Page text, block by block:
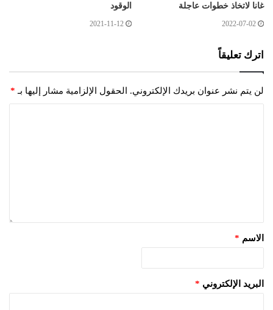
غانا لاتخاذ خطوات عاجلة
2022-07-02
الوقود
2021-11-12
اترك تعليقاً
لن يتم نشر عنوان بريدك الإلكتروني. الحقول الإلزامية مشار إليها بـ *
الاسم *
البريد الإلكتروني *